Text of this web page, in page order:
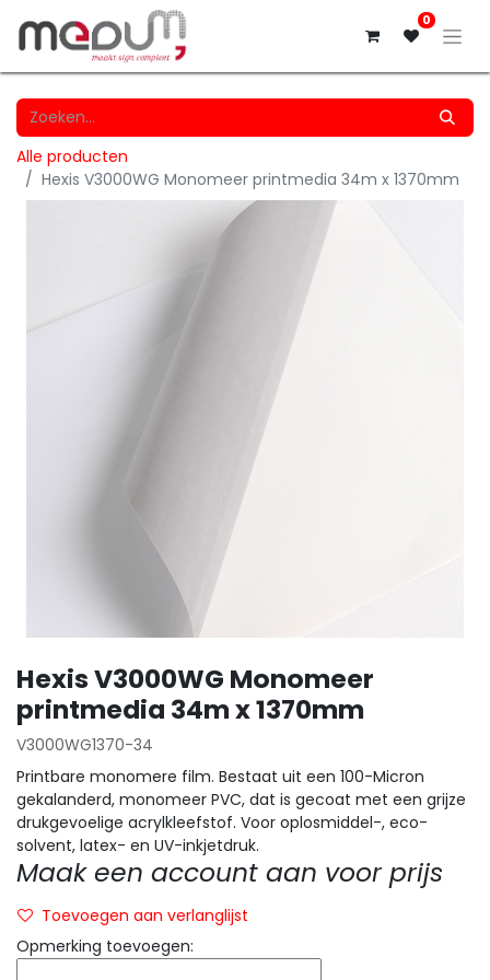
0
Alle producten
Hexis V3000WG Monomeer printmedia 34m x 1370mm
Hexis V3000WG Monomeer
printmedia 34m x 1370mm
V3000WG1370-34
Printbare monomere film. Bestaat uit een 100-Micron
gekalanderd, monomeer PVC, dat is gecoat met een grijze
drukgevoelige acrylkleefstof. Voor oplosmiddel-, eco-
solvent, latex- en UV-inkjetdruk.
Maak een account aan voor prijs
Toevoegen aan verlanglijst
Opmerking toevoegen: